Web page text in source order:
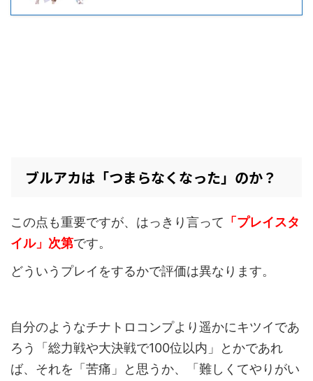
ブルアカは「つまらなくなった」のか？
この点も重要ですが、はっきり言って 「プレイスタ
イル」次第です。
どういうプレイをするかで評価は異なります。
自分のようなチナトロコンプより遥かにキツイであ
ろう「総力戦や大決戦で100位以内」とかであれ
ば、それを「苦痛」と思うか、「難しくてやりがい